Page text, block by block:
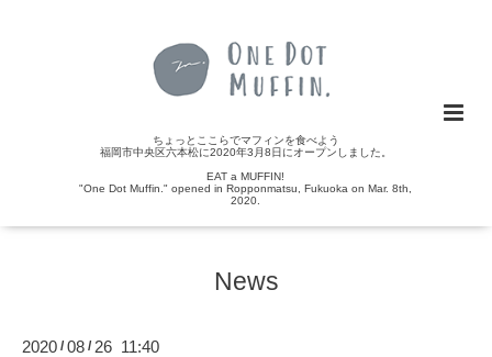
ちょっとここらでマフィンを食べよう
福岡市中央区六本松に2020年3月8日にオープンしました。
EAT a MUFFIN!
"One Dot Muffin." opened in Ropponmatsu, Fukuoka on Mar. 8th,
2020.
News
2020 /08 / 26 11:40